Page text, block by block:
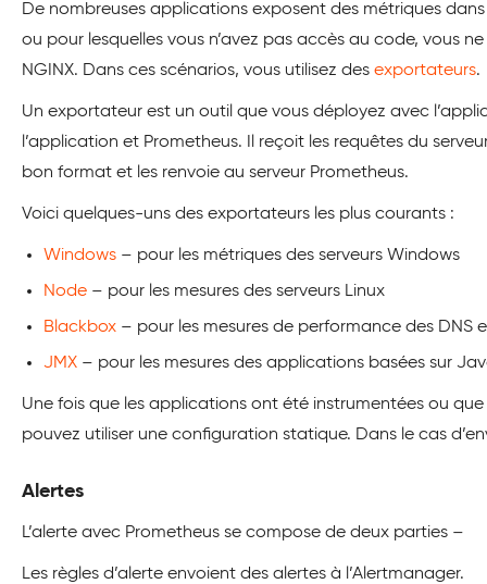
De nombreuses applications exposent des métriques
ou pour lesquelles vous n’avez pas accès au code, vous
NGINX. Dans ces scénarios, vous utilisez des exportateurs.
Un exportateur est un outil que vous déployez avec
l’application et Prometheus. Il reçoit les requêtes du
bon format et les renvoie au serveur Prometheus.
Voici quelques-uns des exportateurs les plus courants :
Windows – pour les métriques des serveurs Windows
Node – pour les mesures des serveurs Linux
Blackbox – pour les mesures de performance des DNS
JMX – pour les mesures des applications basées sur
Une fois que les applications ont été instrumentées ou
pouvez utiliser une configuration statique. Dans le cas
Alertes
L’alerte avec Prometheus se compose de deux parties –
Les règles d’alerte envoient des alertes à l’Alertmanager.